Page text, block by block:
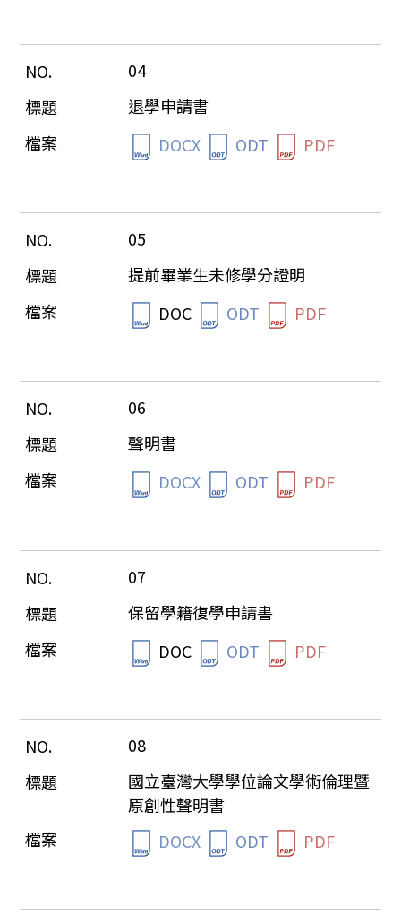
04
退學申請書
DOCX
ODT PDF
05
提前畢業生未修學分證明
DOC
ODT PDF
06
聲明書
DOCX
ODT PDF
07
保留學籍復學申請書
DOC
ODT PDF
08
國立臺灣大學學位論文學術倫理暨
原創性聲明書
DOCX
ODT PDF